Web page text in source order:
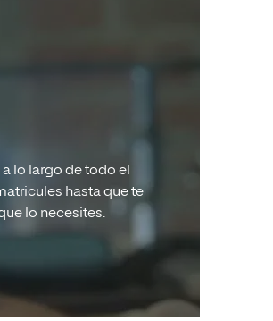
lo largo de todo el
hasta que te
lo necesites.